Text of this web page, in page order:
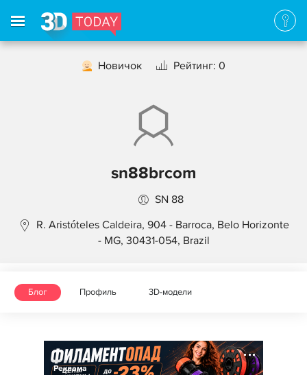
Новичок Рейтинг: 0
sn88brcom
SN 88
R. Aristóteles Caldeira, 904 - Barroca, Belo Horizonte
- MG, 30431-054, Brazil
Блог Профиль 3D-модели
Реклама